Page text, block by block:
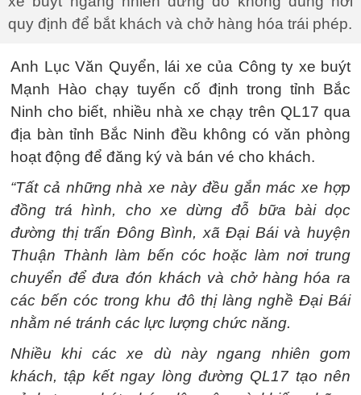
quy định để bắt khách và chở hàng hóa trái phép.
Anh Lục Văn Quyển, lái xe của Công ty xe buýt
Mạnh Hào chạy tuyến cố định trong tỉnh Bắc
Ninh cho biết, nhiều nhà xe chạy trên QL17 qua
địa bàn tỉnh Bắc Ninh đều không có văn phòng
hoạt động để đăng ký và bán vé cho khách.
“Tất cả những nhà xe này đều gắn mác xe hợp
đồng trá hình, cho xe dừng đỗ bữa bài dọc
đường thị trấn Đông Bình, xã Đại Bái và huyện
Thuận Thành làm bến cóc hoặc làm nơi trung
chuyển để đưa đón khách và chở hàng hóa ra
các bến cóc trong khu đô thị làng nghề Đại Bái
nhằm né tránh các lực lượng chức năng.
Nhiều khi các xe dù này ngang nhiên gom
khách, tập kết ngay lòng đường QL17 tạo nên